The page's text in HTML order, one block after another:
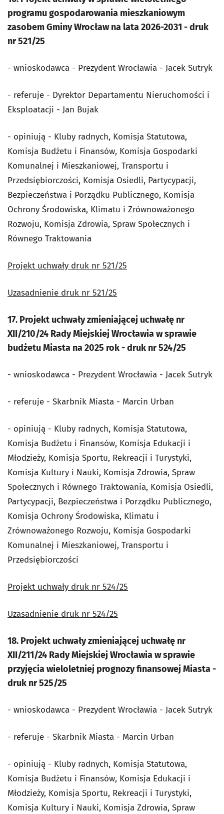
programu gospodarowania mieszkaniowym
zasobem Gminy Wrocław na lata 2026-2031 - druk
nr 521/25
- wnioskodawca - Prezydent Wrocławia - Jacek Sutryk
- referuje - Dyrektor Departamentu Nieruchomości i
Eksploatacji - Jan Bujak
- opiniują - Kluby radnych, Komisja Statutowa,
Komisja Budżetu i Finansów, Komisja Gospodarki
Komunalnej i Mieszkaniowej, Transportu i
Przedsiębiorczości, Komisja Osiedli, Partycypacji,
Bezpieczeństwa i Porządku Publicznego, Komisja
Ochrony Środowiska, Klimatu i Zrównoważonego
Rozwoju, Komisja Zdrowia, Spraw Społecznych i
Równego Traktowania
Projekt uchwały druk nr 521/25
Uzasadnienie druk nr 521/25
17. Projekt uchwały zmieniającej uchwałę nr
XII/210/24 Rady Miejskiej Wrocławia w sprawie
budżetu Miasta na 2025 rok - druk nr 524/25
- wnioskodawca - Prezydent Wrocławia - Jacek Sutryk
- referuje - Skarbnik Miasta - Marcin Urban
- opiniują - Kluby radnych, Komisja Statutowa,
Komisja Budżetu i Finansów, Komisja Edukacji i
Młodzieży, Komisja Sportu, Rekreacji i Turystyki,
Komisja Kultury i Nauki, Komisja Zdrowia, Spraw
Społecznych i Równego Traktowania, Komisja Osiedli,
Partycypacji, Bezpieczeństwa i Porządku Publicznego,
Komisja Ochrony Środowiska, Klimatu i
Zrównoważonego Rozwoju, Komisja Gospodarki
Komunalnej i Mieszkaniowej, Transportu i
Przedsiębiorczości
Projekt uchwały druk nr 524/25
Uzasadnienie druk nr 524/25
18. Projekt uchwały zmieniającej uchwałę nr
XII/211/24 Rady Miejskiej Wrocławia w sprawie
przyjęcia wieloletniej prognozy finansowej Miasta -
druk nr 525/25
- wnioskodawca - Prezydent Wrocławia - Jacek Sutryk
- referuje - Skarbnik Miasta - Marcin Urban
- opiniują - Kluby radnych, Komisja Statutowa,
Komisja Budżetu i Finansów, Komisja Edukacji i
Młodzieży, Komisja Sportu, Rekreacji i Turystyki,
Komisja Kultury i Nauki, Komisja Zdrowia, Spraw